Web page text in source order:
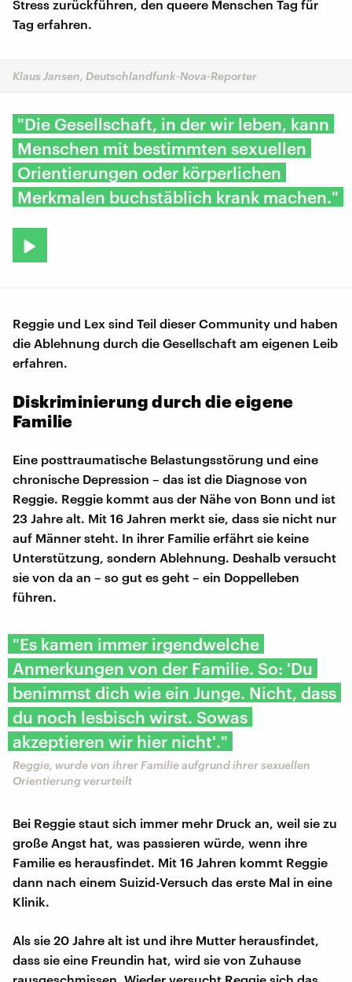
Stress zurückführen, den queere Menschen Tag für
Tag erfahren.
Klaus Jansen, Deutschlandfunk-Nova-Reporter
"Die Gesellschaft, in der wir leben, kann
Menschen mit bestimmten sexuellen
Orientierungen oder körperlichen
Merkmalen buchstäblich krank machen."
Reggie und Lex sind Teil dieser Community und haben
die Ablehnung durch die Gesellschaft am eigenen Leib
erfahren.
Diskriminierung durch die eigene
Familie
Eine posttraumatische Belastungsstörung und eine
chronische Depression – das ist die Diagnose von
Reggie. Reggie kommt aus der Nähe von Bonn und ist
23 Jahre alt. Mit 16 Jahren merkt sie, dass sie nicht nur
auf Männer steht. In ihrer Familie erfährt sie keine
Unterstützung, sondern Ablehnung. Deshalb versucht
sie von da an – so gut es geht – ein Doppelleben
führen.
"Es kamen immer irgendwelche
Anmerkungen von der Familie. So: 'Du
benimmst dich wie ein Junge. Nicht, dass
du noch lesbisch wirst. Sowas
akzeptieren wir hier nicht'."
Reggie, wurde von ihrer Familie aufgrund ihrer sexuellen
Orientierung verurteilt
Bei Reggie staut sich immer mehr Druck an, weil sie zu
große Angst hat, was passieren würde, wenn ihre
Familie es herausfindet. Mit 16 Jahren kommt Reggie
dann nach einem Suizid-Versuch das erste Mal in eine
Klinik.
Als sie 20 Jahre alt ist und ihre Mutter herausfindet,
dass sie eine Freundin hat, wird sie von Zuhause
rausgeschmissen. Wieder versucht Reggie sich das